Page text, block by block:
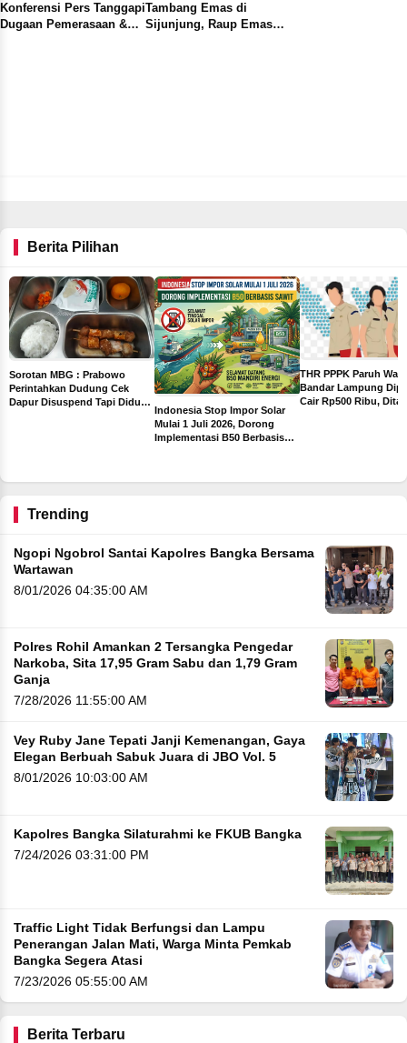
Konferensi Pers Tanggapi
Dugaan Pemerasaan &
Tambang Emas di
Sijunjung, Raup Emas
Berita Pilihan
Sorotan MBG : Prabowo
Perintahkan Dudung Cek
Dapur Disuspend Tapi Diduga
Indonesia Stop Impor Solar
Mulai 1 Juli 2026, Dorong
Implementasi B50 Berbasis
THR PPPK Paruh
Bandar Lampung
Cair Rp500 Ribu,
Trending
Ngopi Ngobrol Santai Kapolres Bangka Bersama
Wartawan
8/01/2026 04:35:00 AM
Polres Rohil Amankan 2 Tersangka Pengedar
Narkoba, Sita 17,95 Gram Sabu dan 1,79 Gram
Ganja
7/28/2026 11:55:00 AM
Vey Ruby Jane Tepati Janji Kemenangan, Gaya
Elegan Berbuah Sabuk Juara di JBO Vol. 5
8/01/2026 10:03:00 AM
Kapolres Bangka Silaturahmi ke FKUB Bangka
7/24/2026 03:31:00 PM
Traffic Light Tidak Berfungsi dan Lampu
Penerangan Jalan Mati, Warga Minta Pemkab
Bangka Segera Atasi
7/23/2026 05:55:00 AM
Berita Terbaru